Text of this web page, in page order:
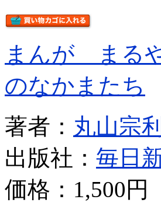
まんが まる
のなかまたち
著者： 丸山宗利
出版社： 毎日
価格： 1,500円